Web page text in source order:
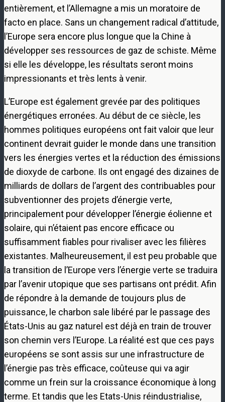
entièrement, et l’Allemagne a mis un moratoire de
facto en place. Sans un changement radical d’attitude,
l’Europe sera encore plus longue que la Chine à
développer ses ressources de gaz de schiste. Même
si elle les développe, les résultats seront moins
impressionants et très lents à venir.
L’Europe est également grevée par des politiques
énergétiques erronées. Au début de ce siècle, les
hommes politiques européens ont fait valoir que leur
continent devrait guider le monde dans une transition
vers les énergies vertes et la réduction des émissions
de dioxyde de carbone. Ils ont engagé des dizaines de
milliards de dollars de l’argent des contribuables pour
subventionner des projets d’énergie verte,
principalement pour développer l’énergie éolienne et
solaire, qui n’étaient pas encore efficace ou
suffisamment fiables pour rivaliser avec les filières
existantes. Malheureusement, il est peu probable que
la transition de l’Europe vers l’énergie verte se traduira
par l’avenir utopique que ses partisans ont prédit. Afin
de répondre à la demande de toujours plus de
puissance, le charbon sale libéré par le passage des
États-Unis au gaz naturel est déjà en train de trouver
son chemin vers l’Europe. La réalité est que ces pays
européens se sont assis sur une infrastructure de
l’énergie pas très efficace, coûteuse qui va agir
comme un frein sur la croissance économique à long
terme. Et tandis que les Etats-Unis réindustrialise,